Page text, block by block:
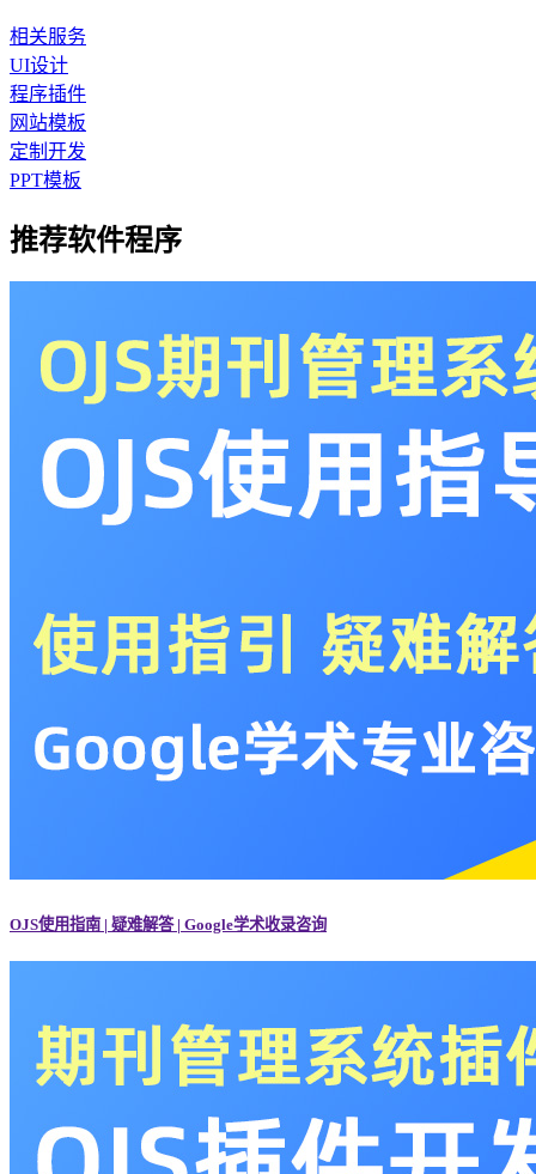
相关服务
UI设计
程序插件
网站模板
定制开发
PPT模板
推荐软件程序
OJS使用指南 | 疑难解答 | Google学术收录咨询